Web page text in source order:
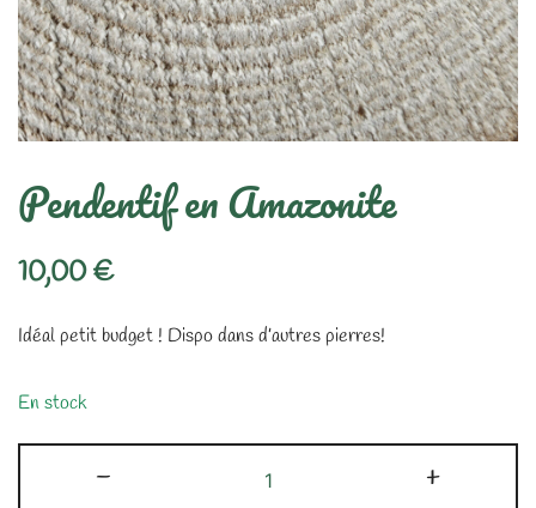
Pendentif en Amazonite
10,00€
Idéal petit budget ! Dispo dans d’autres pierres!
En stock
-
de
+